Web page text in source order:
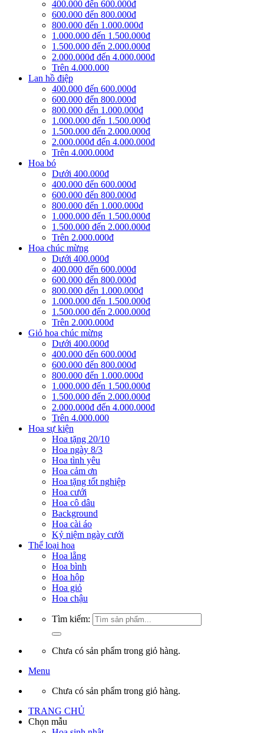
400.000 đến 600.000đ
600.000 đến 800.000đ
800.000 đến 1.000.000đ
1.000.000 đến 1.500.000đ
1.500.000 đến 2.000.000đ
2.000.000đ đến 4.000.000đ
Trên 4.000.000
Lan hồ điệp
400.000 đến 600.000đ
600.000 đến 800.000đ
800.000 đến 1.000.000đ
1.000.000 đến 1.500.000đ
1.500.000 đến 2.000.000đ
2.000.000đ đến 4.000.000đ
Trên 4.000.000đ
Hoa bó
Dưới 400.000đ
400.000 đến 600.000đ
600.000 đến 800.000đ
800.000 đến 1.000.000đ
1.000.000 đến 1.500.000đ
1.500.000 đến 2.000.000đ
Trên 2.000.000đ
Hoa chúc mừng
Dưới 400.000đ
400.000 đến 600.000đ
600.000 đến 800.000đ
800.000 đến 1.000.000đ
1.000.000 đến 1.500.000đ
1.500.000 đến 2.000.000đ
Trên 2.000.000đ
Giỏ hoa chúc mừng
Dưới 400.000đ
400.000 đến 600.000đ
600.000 đến 800.000đ
800.000 đến 1.000.000đ
1.000.000 đến 1.500.000đ
1.500.000 đến 2.000.000đ
2.000.000đ đến 4.000.000đ
Trên 4.000.000
Hoa sự kiện
Hoa tặng 20/10
Hoa ngày 8/3
Hoa tình yêu
Hoa cảm ơn
Hoa tặng tốt nghiệp
Hoa cưới
Hoa cô dâu
Background
Hoa cài áo
Kỷ niệm ngày cưới
Thể loại hoa
Hoa lẵng
Hoa bình
Hoa hộp
Hoa giỏ
Hoa chậu
Tìm kiếm:
Chưa có sản phẩm trong giỏ hàng.
Menu
Chưa có sản phẩm trong giỏ hàng.
TRANG CHỦ
Chọn mẫu